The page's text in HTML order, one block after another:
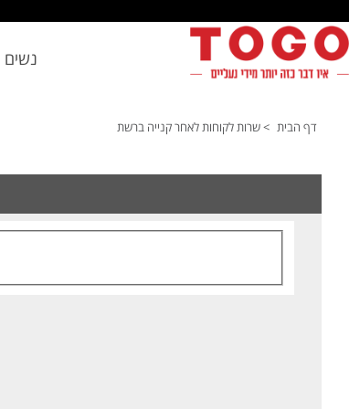
נשים
דף הבית > שרות לקוחות לאחר קנייה ברשת